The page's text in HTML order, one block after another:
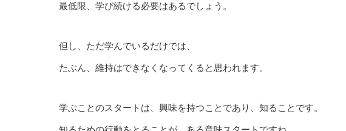
最低限、学び続ける必要はあるでしょう。
但し、ただ学んでいるだけでは、
たぶん、維持はできなくなってくると思われます。
学ぶことのスタートは、興味を持つことであり、知ることです。